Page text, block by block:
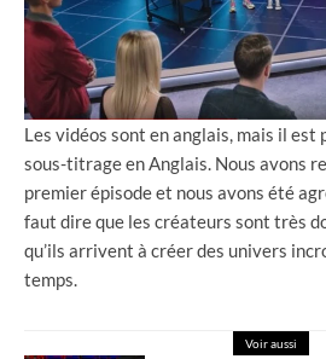
Les vidéos sont en anglais, mais il est
sous-titrage en Anglais. Nous avons
premier épisode et nous avons été
faut dire que les créateurs sont très
qu’ils arrivent à créer des univers
temps.
Voir aussi